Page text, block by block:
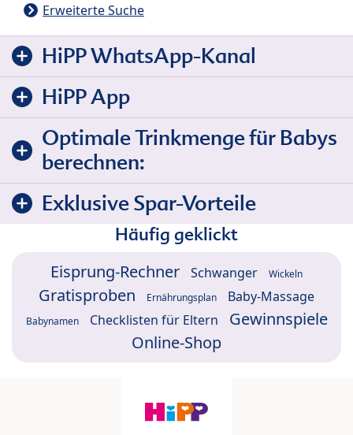
Erweiterte Suche
HiPP WhatsApp-Kanal
HiPP App
Optimale Trinkmenge für Babys
berechnen:
Exklusive Spar-Vorteile
Häufig geklickt
Eisprung-Rechner Schwanger Wickeln
Gratisproben Ernährungsplan Baby-Massage
Babynamen Checklisten für Eltern
Gewinnspiele
Online-Shop